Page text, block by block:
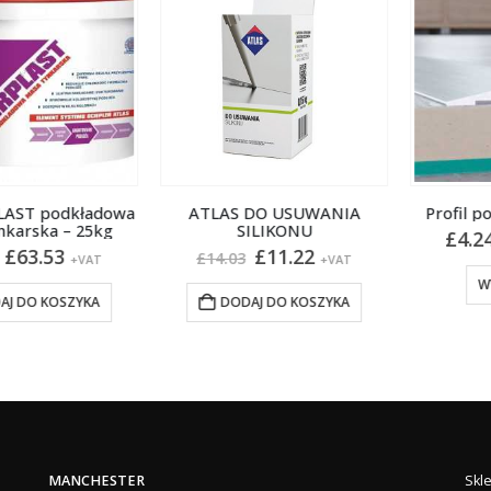
podkładowa
– 25kg
Aktualna
wynosi:
£63.53.
+VAT
KOSZYKA
ATLAS DO USUWANIA
SILIKONU
14.03 Pierwotna
wynosiła:
£14.03.
£11.22Aktualna
wynosi:
£11.22.
+VAT
DODAJ DO KOSZYKA
Profil
4.24 –